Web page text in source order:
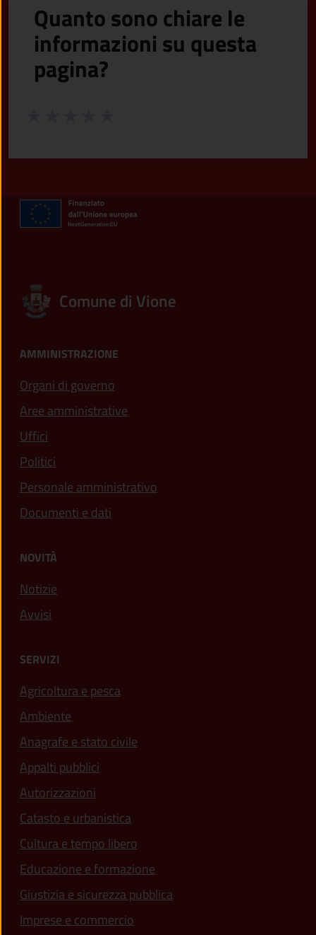
Quanto sono chiare le
informazioni su questa
pagina?
Comune di Vione
AMMINISTRAZIONE
Organi di governo
Aree amministrative
Uffici
Politici
Personale amministrativo
Documenti e dati
NOVITÀ
Notizie
Avvisi
SERVIZI
Agricoltura e pesca
Ambiente
Anagrafe e stato civile
Appalti pubblici
Autorizzazioni
Catasto e urbanistica
Cultura e tempo libero
Educazione e formazione
Giustizia e sicurezza pubblica
Imprese e commercio